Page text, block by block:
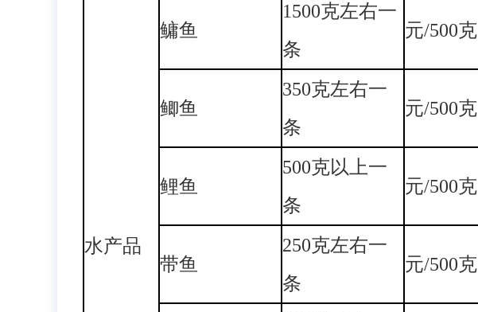
水产品
鳙鱼
1500克左右一
条
元/500克
鲫鱼
350克左右一
条
元/500克
鲤鱼
500克以上一
条
元/500克
带鱼
250克左右一
条
元/500克